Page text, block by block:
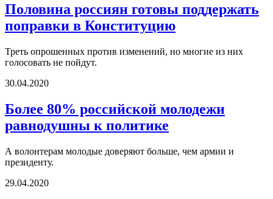
Половина россиян готовы поддержать
поправки в Конституцию
Треть опрошенных против изменений, но многие из них
голосовать не пойдут.
30.04.2020
Более 80% российской молодежи
равнодушны к политике
А волонтерам молодые доверяют больше, чем армии и
президенту.
29.04.2020